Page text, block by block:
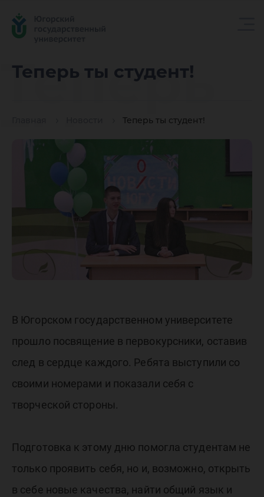
Теперь ты студент!
Теперь ты студент!
Теперь
ты
студент!
В Югорском государственном университете
прошло посвящение в первокурсники, оставив
след в сердце каждого. Ребята выступили со
своими номерами и показали себя с
творческой стороны.
Подготовка к этому дню помогла студентам не
только проявить себя, но и, возможно, открыть
в себе новые качества, найти общий язык и